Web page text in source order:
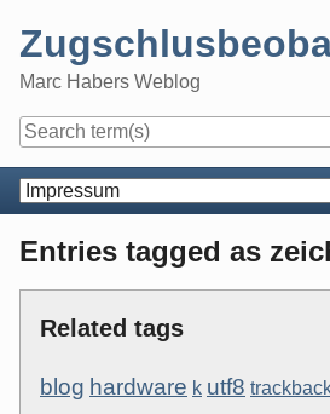
content
Marc Habers Weblog
Navigation
Entries tagged as
Related tags
blog hardware k utf8